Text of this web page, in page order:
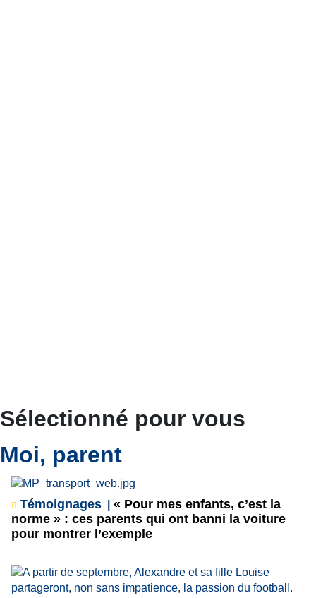
Sélectionné pour vous
Moi, parent
Témoignages
« Pour mes enfants, c’est la
norme » : ces parents qui ont banni la voiture
pour montrer l’exemple